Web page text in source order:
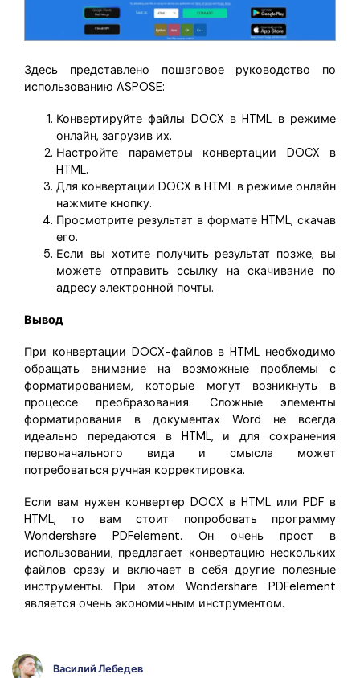
Здесь представлено пошаговое руководство по
использованию ASPOSE:
Конвертируйте файлы DOCX в HTML в режиме
онлайн, загрузив их.
Настройте параметры конвертации DOCX в
HTML.
Для конвертации DOCX в HTML в режиме онлайн
нажмите кнопку.
Просмотрите результат в формате HTML, скачав
его.
Если вы хотите получить результат позже, вы
можете отправить ссылку на скачивание по
адресу электронной почты.
Вывод
При конвертации DOCX-файлов в HTML необходимо
обращать внимание на возможные проблемы с
форматированием, которые могут возникнуть в
процессе преобразования. Сложные элементы
форматирования в документах Word не всегда
идеально передаются в HTML, и для сохранения
первоначального вида и смысла может
потребоваться ручная корректировка.
Если вам нужен конвертер DOCX в HTML или PDF в
HTML, то вам стоит попробовать программу
Wondershare PDFelement. Он очень прост в
использовании, предлагает конвертацию нескольких
файлов сразу и включает в себя другие полезные
инструменты. При этом Wondershare PDFelement
является очень экономичным инструментом.
Василий Лебедев